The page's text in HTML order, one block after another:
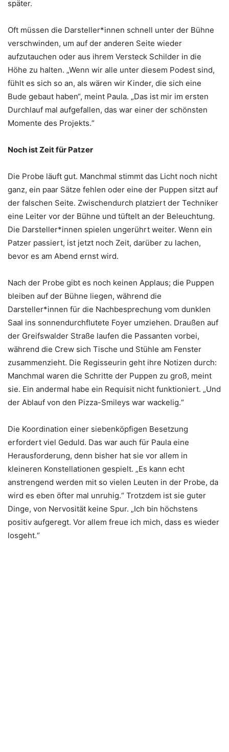
später.
Oft müssen die Darsteller*innen schnell unter der Bühne
verschwinden, um auf der anderen Seite wieder
aufzutauchen oder aus ihrem Versteck Schilder in die
Höhe zu halten. „Wenn wir alle unter diesem Podest sind,
fühlt es sich so an, als wären wir Kinder, die sich eine
Bude gebaut haben“, meint Paula. „Das ist mir im ersten
Durchlauf mal aufgefallen, das war einer der schönsten
Momente des Projekts.“
Noch ist Zeit für Patzer
Die Probe läuft gut. Manchmal stimmt das Licht noch nicht
ganz, ein paar Sätze fehlen oder eine der Puppen sitzt auf
der falschen Seite. Zwischendurch platziert der Techniker
eine Leiter vor der Bühne und tüftelt an der Beleuchtung.
Die Darsteller*innen spielen ungerührt weiter. Wenn ein
Patzer passiert, ist jetzt noch Zeit, darüber zu lachen,
bevor es am Abend ernst wird.
Nach der Probe gibt es noch keinen Applaus; die Puppen
bleiben auf der Bühne liegen, während die
Darsteller*innen für die Nachbesprechung vom dunklen
Saal ins sonnendurchflutete Foyer umziehen. Draußen auf
der Greifswalder Straße laufen die Passanten vorbei,
während die Crew sich Tische und Stühle am Fenster
zusammenzieht. Die Regisseurin geht ihre Notizen durch:
Manchmal waren die Schritte der Puppen zu groß, meint
sie. Ein andermal habe ein Requisit nicht funktioniert. „Und
der Ablauf von den Pizza-Smileys war wackelig.“
Die Koordination einer siebenköpfigen Besetzung
erfordert viel Geduld. Das war auch für Paula eine
Herausforderung, denn bisher hat sie vor allem in
kleineren Konstellationen gespielt. „Es kann echt
anstrengend werden mit so vielen Leuten in der Probe, da
wird es eben öfter mal unruhig.“ Trotzdem ist sie guter
Dinge, von Nervosität keine Spur. „Ich bin höchstens
positiv aufgeregt. Vor allem freue ich mich, dass es wieder
losgeht.“